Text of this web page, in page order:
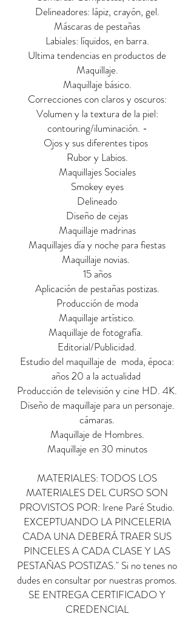
Delineadores: lápiz, crayón, gel.
Máscaras de pestañas
Labiales: líquidos, en barra.
Ultima tendencias en productos de
Maquillaje.
Maquillaje básico.
Correcciones con claros y oscuros:
Volumen y la textura de la piel:
contouring/iluminación. -
Ojos y sus diferentes tipos
Rubor y Labios.
Maquillajes Sociales
Smokey eyes
Delineado
Diseño de cejas
Maquillaje madrinas
Maquillajes día y noche para fiestas
Maquillaje novias.
15 años
Aplicación de pestañas postizas.
Producción de moda
Maquillaje artístico.
Maquillaje de fotografía.
Editorial/Publicidad.
Estudio del maquillaje de moda, época:
años 20 a la actualidad
Producción de televisión y cine HD. 4K.
Diseño de maquillaje para un personaje.
cámaras.
Maquillaje de Hombres.
Maquillaje en 30 minutos
MATERIALES: TODOS LOS
MATERIALES DEL CURSO SON
PROVISTOS POR: Irene Paré Studio.
EXCEPTUANDO LA PINCELERIA
CADA UNA DEBERÁ TRAER SUS
PINCELES A CADA CLASE Y LAS
PESTAÑAS POSTIZAS." Si no tenes no
dudes en consultar por nuestras promos.
SE ENTREGA CERTIFICADO Y
CREDENCIAL